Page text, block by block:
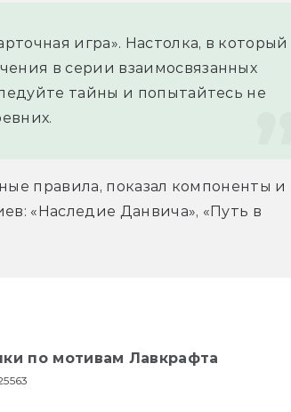
игра». Настолка, в который
в серии взаимосвязанных
тайны и попытайтесь не
правила, показал компоненты и
«Наследие Данвича», «Путь в
по мотивам Лавкрафта